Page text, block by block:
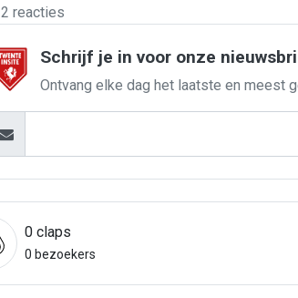
2 reacties
Schrijf je in voor onze
Ontvang elke dag het laatste en meest
0 claps
0 bezoekers